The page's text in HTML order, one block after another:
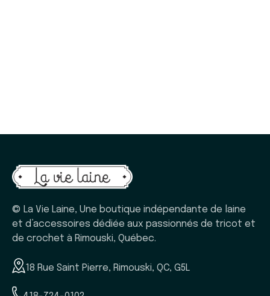
© La Vie Laine, Une boutique indépendante de laine
et d’accessoires dédiée aux passionnés de tricot et
de crochet à Rimouski, Québec.
18 Rue Saint Pierre, Rimouski, QC, G5L